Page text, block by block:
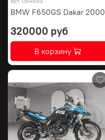
BMW F650GS Dakar 2000
320000 руб
В корзину